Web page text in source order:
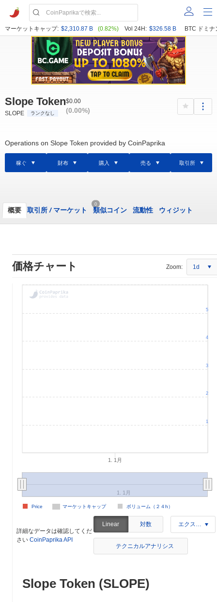
マーケットキャップ: $2,310.87 B (0.82%) Vol 24H: $326.58 B BTC ドミナ
Slope Token
SLOPE ランクなし
$0.00
(0.00%)
Operations on Slope Token provided by CoinPaprika
稼ぐ 財布 購入 売る 取引所
概要 取引所 /マーケット
0
類似コイン 流動性 ウィジット
価格チャート Zoom: 1d
1. 1月
マーケットキャップ ボリューム（２４h）
Price
1. 1月
1
2
3
4
5
詳細なデータは確認してくだ
さい CoinPaprika API
Linear 対数 エクスポート
テクニカルアナリシス
Slope Token (SLOPE)